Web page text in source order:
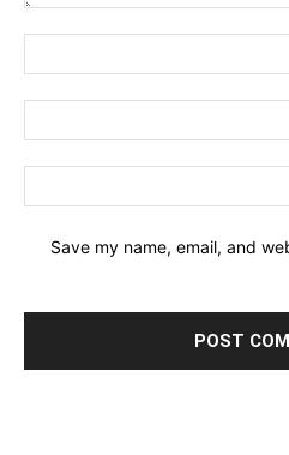
Save my name, email, and